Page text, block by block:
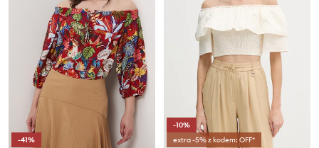
-41%
-10%
extra -5% z kodem: OFF*